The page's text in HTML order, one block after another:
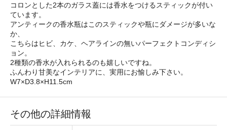
コロンとした2本のガラス蓋には香水をつけるスティックが付い
ています。
アンティークの香水瓶はこのスティックや瓶にダメージが多いな
か、
こちらはヒビ、カケ、ヘアラインの無いパーフェクトコンディシ
ョン。
2種類の香水が入れられるのも嬉しいですね。
ふんわり甘美なインテリアに、実用にお愉しみ下さい。
W7×D3.8×H11.5cm
その他の詳細情報